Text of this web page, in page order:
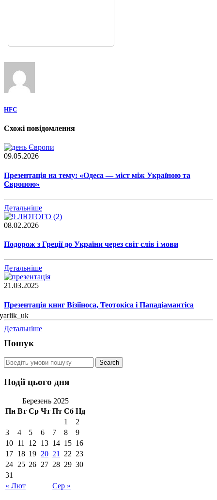
HFC
Схожі повідомлення
09.05.2026
Презентація на тему: «Одеса — міст між Україною та
Європою»
Детальніше
08.02.2026
Подорож з Греції до України через світ слів і мови
Детальніше
21.03.2025
Презентація книг Візіїноса, Теотокіса і Пападіамантіса
Детальніше
Пошук
Події цього дня
Березень 2025
Пн Вт Ср Чт Пт Сб Нд
« Лют Сер »
1
2
3
4 5 6 7 8
9
10 11 12 13 14 15 16
17 18 19 20 21 22 23
24 25 26 27 28 29 30
31